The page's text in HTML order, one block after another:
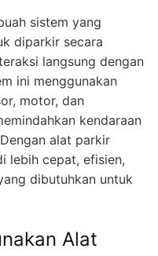
sistem yang
diparkir secara
langsung dengan
ini menggunakan
motor, dan
kendaraan
alat parkir
lebih cepat, efisien,
dibutuhkan untuk
Alat